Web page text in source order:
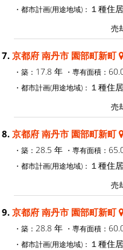
・都市計画(用途地域)： １種住
売
7. 京都府 南丹市 園部町新町
・築： 17.8 年 ・専有面積：
・都市計画(用途地域)： １種住
売
8. 京都府 南丹市 園部町新町
・築： 28.5 年 ・専有面積：
・都市計画(用途地域)： １種住
売
9. 京都府 南丹市 園部町新町
・築： 28.8 年 ・専有面積：
・都市計画(用途地域)： １種住